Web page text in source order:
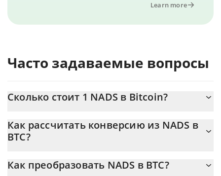
Learn more
Часто задаваемые вопросы
Сколько стоит 1 NADS в Bitcoin?
На данный момент 1 NADS равно 4.28211e-10 {toSymbol
Как рассчитать конверсию из NADS в
BTC?
цену конвертации NADS в BTC, просто введя сумму NADS в
Как преобразовать NADS в BTC?